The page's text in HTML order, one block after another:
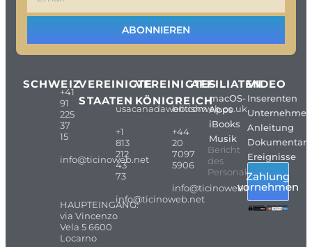
ABONNIEREN
SCHWEIZ
+41
91
225
37
15
info@ticinoweb.net
HAUPTEINGANG:
via Vincenzo
Vela 5 6600
Locarno
VEREINIGTE
STAATEN
usacanadaweb.com
+1
813
212
43
73
info@ticinoweb.net
VEREINIGTES
KÖNIGREICH
britishweb.co.uk
+44
20
7097
5906
info@ticinoweb.net
AFFILIATEN
macOS-
Apps
iBooks
Musik
Bericht
des
Personals
VIDEO
Inserenten
Unternehmen
Anleitung
Ereignisse
Zahlung
vornehmen